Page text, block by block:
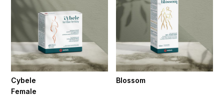
Cybele
Female
Blossom